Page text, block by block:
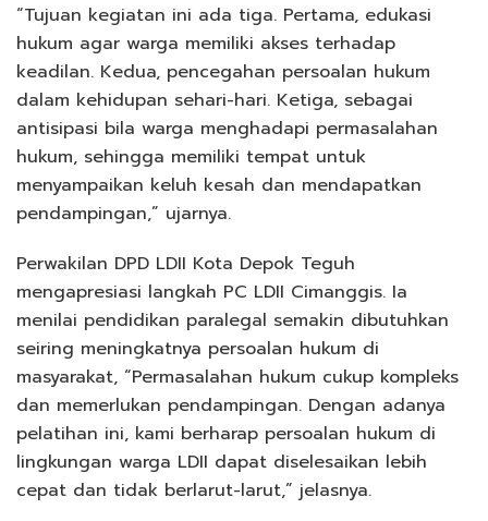
“Tujuan kegiatan ini ada tiga. Pertama, edukasi
hukum agar warga memiliki akses terhadap
keadilan. Kedua, pencegahan persoalan hukum
dalam kehidupan sehari-hari. Ketiga, sebagai
antisipasi bila warga menghadapi permasalahan
hukum, sehingga memiliki tempat untuk
menyampaikan keluh kesah dan mendapatkan
pendampingan,” ujarnya.
Perwakilan DPD LDII Kota Depok Teguh
mengapresiasi langkah PC LDII Cimanggis. Ia
menilai pendidikan paralegal semakin dibutuhkan
seiring meningkatnya persoalan hukum di
masyarakat, “Permasalahan hukum cukup kompleks
dan memerlukan pendampingan. Dengan adanya
pelatihan ini, kami berharap persoalan hukum di
lingkungan warga LDII dapat diselesaikan lebih
cepat dan tidak berlarut-larut,” jelasnya.